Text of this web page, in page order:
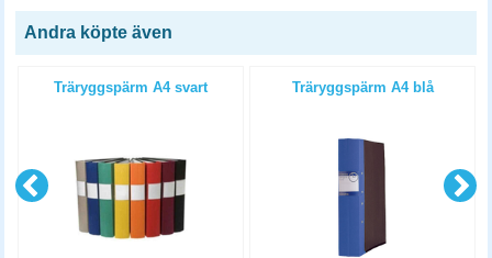
Andra köpte även
Träryggspärm A4 svart Träryggspärm A4 blå